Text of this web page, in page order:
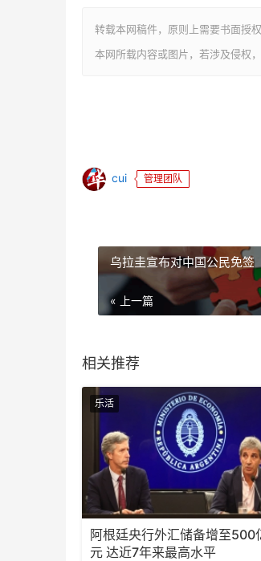
转载本网稿件，原则上需要书面授
本网所载内容或图片，若涉及侵权，
cui 管理团队
乌拉圭宣布对中国公民免签
« 上一篇
相关推荐
乐活
阿根廷央行外汇储备增至500
元 达近7年来最高水平